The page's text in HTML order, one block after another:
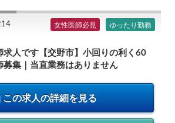
女性医師必見 ゆったり勤務
求人です【交野市】小回りの利く60
募集｜当直業務はありません
この求人の詳細を見る